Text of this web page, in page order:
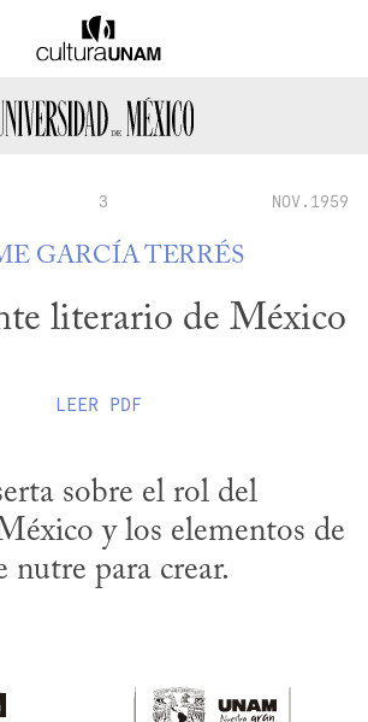
3 NOV.1959
GARCÍA TERRÉS
literario de México
LEER PDF
sobre el rol del
y los elementos de
nutre para crear.